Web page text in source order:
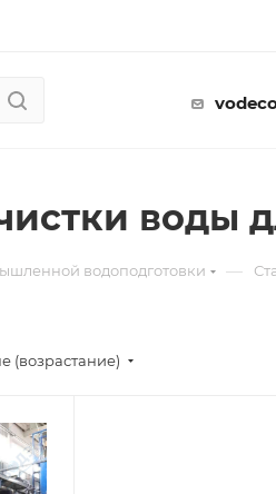
воды
водоподготовки —
(возрастание)